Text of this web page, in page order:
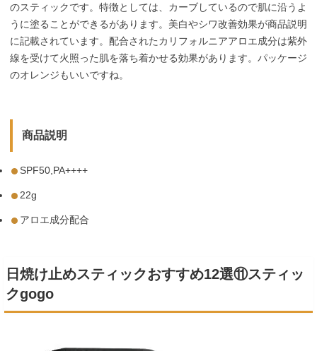
のスティックです。特徴としては、カーブしているので肌に沿うよ
うに塗ることができるがあります。美白やシワ改善効果が商品説明
に記載されています。配合されたカリフォルニアアロエ成分は紫外
線を受けて火照った肌を落ち着かせる効果があります。パッケージ
のオレンジもいいですね。
商品説明
SPF50,PA++++
22g
アロエ成分配合
日焼け止めスティックおすすめ12選⑪スティッ
クgogo